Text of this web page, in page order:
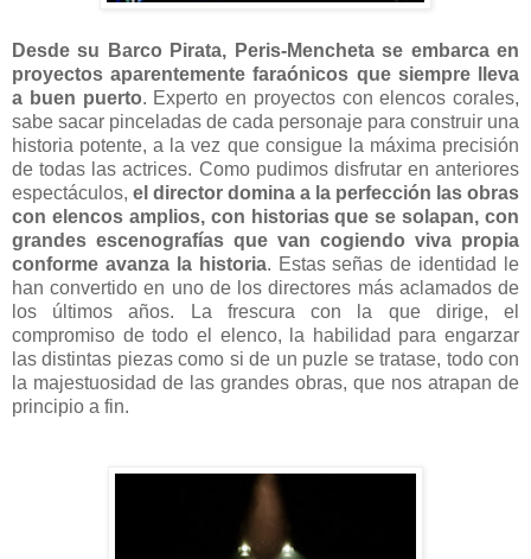
Desde su Barco Pirata, Peris-Mencheta se embarca en
proyectos aparentemente faraónicos que siempre lleva
a buen puerto. Experto en proyectos con elencos corales,
sabe sacar pinceladas de cada personaje para construir una
historia potente, a la vez que consigue la máxima precisión
de todas las actrices. Como pudimos disfrutar en anteriores
espectáculos, el director domina a la perfección las obras
con elencos amplios, con historias que se solapan, con
grandes escenografías que van cogiendo viva propia
conforme avanza la historia. Estas señas de identidad le
han convertido en uno de los directores más aclamados de
los últimos años. La frescura con la que dirige, el
compromiso de todo el elenco, la habilidad para engarzar
las distintas piezas como si de un puzle se tratase, todo con
la majestuosidad de las grandes obras, que nos atrapan de
principio a fin.